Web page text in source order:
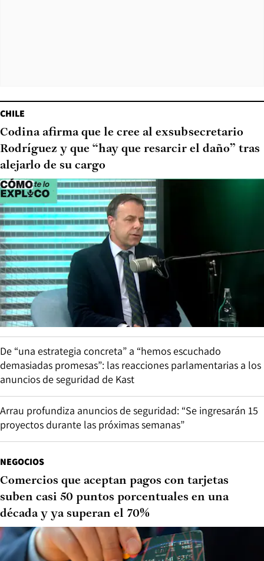
CHILE
Codina afirma que le cree al exsubsecretario
Rodríguez y que “hay que resarcir el daño” tras
alejarlo de su cargo
De “una estrategia concreta” a “hemos escuchado
demasiadas promesas”: las reacciones parlamentarias a los
anuncios de seguridad de Kast
Arrau profundiza anuncios de seguridad: “Se ingresarán 15
proyectos durante las próximas semanas”
NEGOCIOS
Comercios que aceptan pagos con tarjetas
suben casi 50 puntos porcentuales en una
década y ya superan el 70%